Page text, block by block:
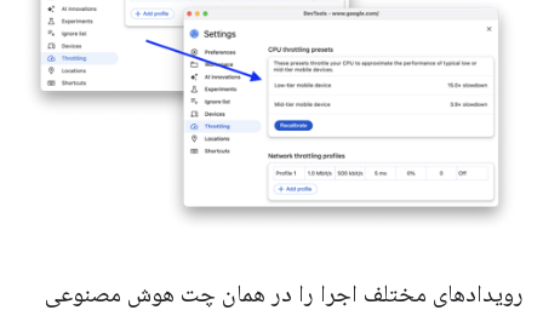
رویدادهای مختلف اجرا را در همان چت هوش مصنوعی